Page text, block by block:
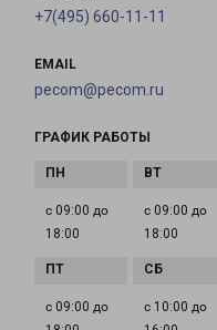
+7(495) 660-11-11
EMAIL
pecom@pecom.ru
ГРАФИК РАБОТЫ
с 09:00 до
18:00
с 09:00 до
18:00
с 09:00 до
с 10:00 до